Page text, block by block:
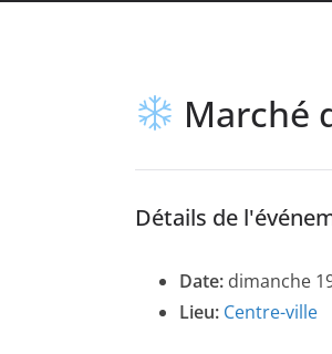
Marché
Détails de
Date: dimanche
Lieu: Centre-ville